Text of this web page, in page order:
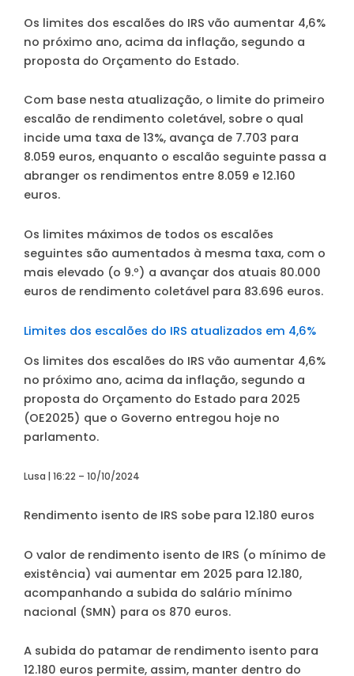
Os limites dos escalões do IRS vão aumentar 4,6%
no próximo ano, acima da inflação, segundo a
proposta do Orçamento do Estado.
Com base nesta atualização, o limite do primeiro
escalão de rendimento coletável, sobre o qual
incide uma taxa de 13%, avança de 7.703 para
8.059 euros, enquanto o escalão seguinte passa a
abranger os rendimentos entre 8.059 e 12.160
euros.
Os limites máximos de todos os escalões
seguintes são aumentados à mesma taxa, com o
mais elevado (o 9.º) a avançar dos atuais 80.000
euros de rendimento coletável para 83.696 euros.
Limites dos escalões do IRS atualizados em 4,6%
Os limites dos escalões do IRS vão aumentar 4,6%
no próximo ano, acima da inflação, segundo a
proposta do Orçamento do Estado para 2025
(OE2025) que o Governo entregou hoje no
parlamento.
Lusa | 16:22 – 10/10/2024
Rendimento isento de IRS sobe para 12.180 euros
O valor de rendimento isento de IRS (o mínimo de
existência) vai aumentar em 2025 para 12.180,
acompanhando a subida do salário mínimo
nacional (SMN) para os 870 euros.
A subida do patamar de rendimento isento para
12.180 euros permite, assim, manter dentro do